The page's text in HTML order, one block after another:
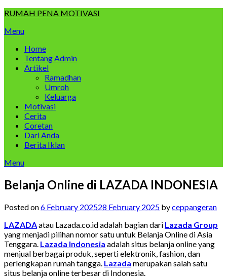
Skip
content
RUMAH PENA MOTIVASI
Menu
Home
Tentang Admin
Artikel
Ramadhan
Umroh
Keluarga
Motivasi
Cerita
Coretan
Dari Anda
Berita Iklan
Menu
Belanja Online di LAZADA INDONESIA
Posted on6 February 202528 February 2025 byceppangeran
LAZADAatau Lazada.co.id adalah bagian dari Lazada Group
yang menjadi pilihan nomor satu untuk Belanja Online di Asia
Tenggara. Lazada Indonesia adalah situs belanja online yang
menjual berbagai produk, seperti elektronik, fashion, dan
perlengkapan rumah tangga. Lazada merupakan salah satu
situs belanja online terbesar di Indonesia.